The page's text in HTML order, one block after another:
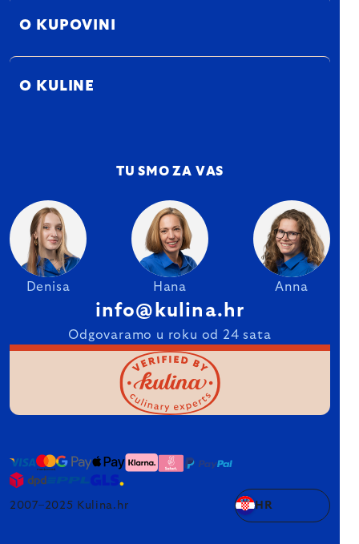
O KUPOVINI
O KULINE
TU SMO ZA VAS
Denisa Hana Anna
info@kulina.hr
Odgovaramo u roku od 24 sata
2007–2025 Kulina.hr HR